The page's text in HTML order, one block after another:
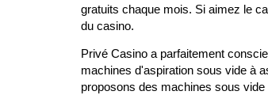
gratuits chaque mois. Si aimez le
du casino.
Privé Casino a parfaitement
machines d'aspiration sous vide à
proposons des machines sous